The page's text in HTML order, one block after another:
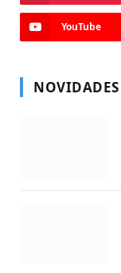
YouTube
NOVIDADES